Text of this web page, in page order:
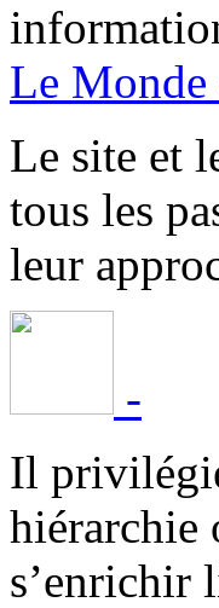
Le Monde
Le site et
tous les
leur
-
Il
hiérarchie
s’enrichir